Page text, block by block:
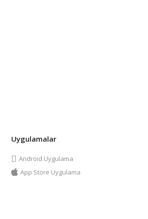
Uygulamalar
Android Uygulama
App Store Uygulama